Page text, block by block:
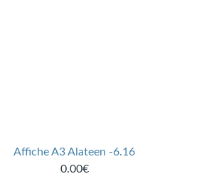
Affiche A3 Alateen -6.16
0.00€